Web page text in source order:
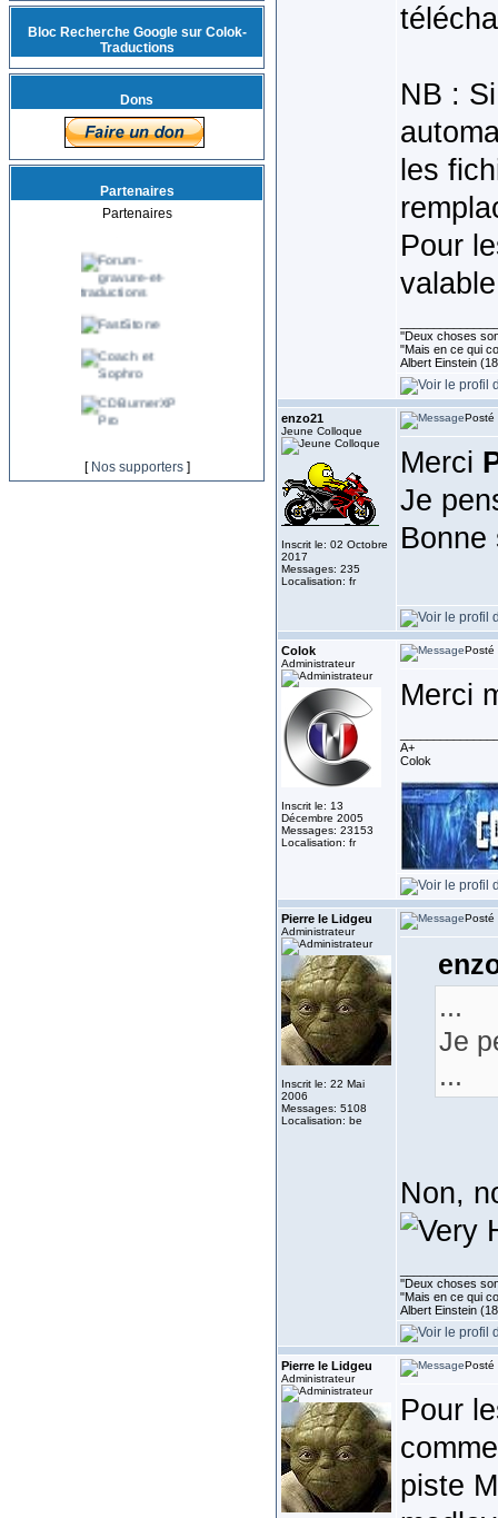
Bloc Recherche Google sur Colok-
Traductions
Dons
Partenaires
Partenaires
[ Nos supporters]
NB :
les
Pour
''Deux choses
"Mais en ce qui
Albert Einstein
enzo21
Jeune Colloque
Inscrit le: 02 Octobre
2017
Messages: 235
Localisation: fr
Posté
Merci
Je
Colok
Administrateur
Inscrit le: 13
Décembre 2005
Messages: 23153
Localisation: fr
Posté
Merci
A+
Colok
Pierre le Lidgeu
Administrateur
Inscrit le: 22 Mai
2006
Messages: 5108
Localisation: be
Posté
...
Je
...
Non,
''Deux choses
"Mais en ce qui
Albert Einstein
Pierre le Lidgeu
Administrateur
Posté
Pour
piste